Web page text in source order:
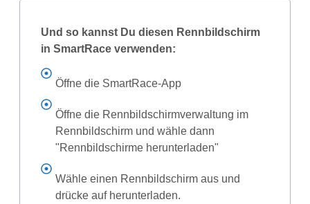
Und so kannst Du diesen Rennbildschirm
in SmartRace verwenden:
Öffne die SmartRace-App
Öffne die Rennbildschirmverwaltung im
Rennbildschirm und wähle dann
"Rennbildschirme herunterladen"
Wähle einen Rennbildschirm aus und
drücke auf herunterladen.